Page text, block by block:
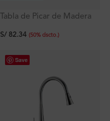
Tabla de Picar de Madera
S/82.34 (50% dscto.)
Save